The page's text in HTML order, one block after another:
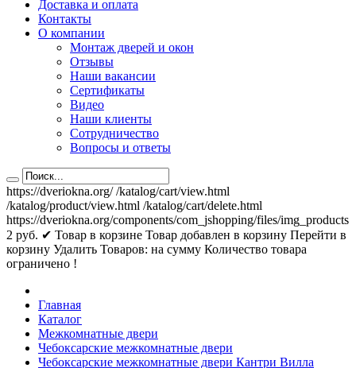
Доставка и оплата
Контакты
О компании
Монтаж дверей и окон
Отзывы
Наши вакансии
Сертификаты
Видео
Наши клиенты
Сотрудничество
Вопросы и ответы
https://dveriokna.org/ /katalog/cart/view.html
/katalog/product/view.html /katalog/cart/delete.html
https://dveriokna.org/components/com_jshopping/files/img_products
2 руб. ✔ Товар в корзине Товар добавлен в корзину Перейти в
корзину Удалить Товаров: на сумму Количество товара
ограничено !
Главная
Каталог
Межкомнатные двери
Чебоксарские межкомнатные двери
Чебоксарские межкомнатные двери Кантри Вилла